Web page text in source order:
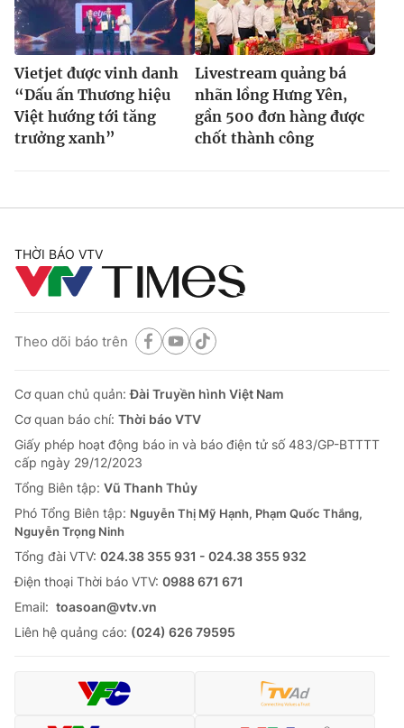
Vietjet được vinh danh
“Dấu ấn Thương hiệu
Việt hướng tới tăng
trưởng xanh”
Livestream quảng bá
nhãn lồng Hưng Yên,
gần 500 đơn hàng được
chốt thành công
THỜI BÁO VTV
Theo dõi báo trên
Cơ quan chủ quản:Đài Truyền hình Việt Nam
Cơ quan báo chí: Thời báo VTV
Giấy phép hoạt động báo in và báo điện tử số 483/GP-BTTTT
cấp ngày 29/12/2023
Tổng Biên tập: Vũ Thanh Thủy
Phó Tổng Biên tập: Nguyễn Thị Mỹ Hạnh, Phạm Quốc Thắng,
Nguyễn Trọng Ninh
Tổng đài VTV: 024.38 355 931 - 024.38 355 932
Ðiện thoại Thời báo VTV: 0988 671 671
Email: toasoan@vtv.vn
Liên hệ quảng cáo: (024) 626 79595